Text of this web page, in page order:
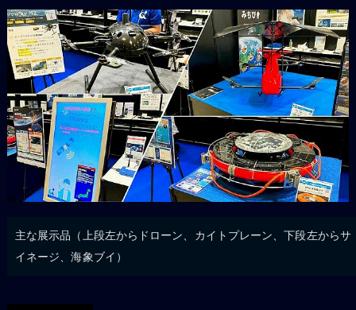
主な展示品（上段左からドローン、カイトプレーン、下段左からサ
イネージ、海象ブイ）